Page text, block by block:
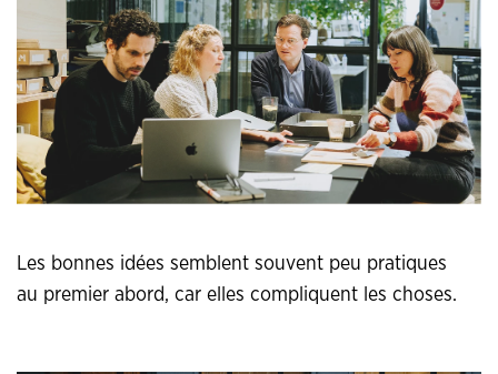
Les bonnes idées semblent souvent peu pratiques
au premier abord, car elles compliquent les choses.